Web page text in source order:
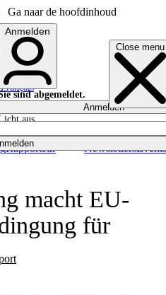
Ga naar de hoofdinhoud
Close menu
Rapporteur NewslettersEvents
English
Français
Anmelden
sind abgemeldet.
Anmelden
aus
macht EU-
für